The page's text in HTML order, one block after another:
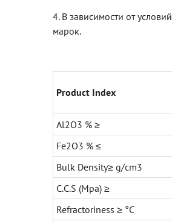
4. В зависимости от
марок.
Product Index
Al2O3 % ≥
Fe2O3 % ≤
Bulk Density≥ g/cm3
C.C.S (Mpa) ≥
Refractoriness ≥ °C